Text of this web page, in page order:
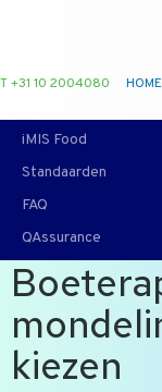
T +31 10 2004080 HOME
iMIS Food
Standaarden
FAQ
QAssurance
kiezen